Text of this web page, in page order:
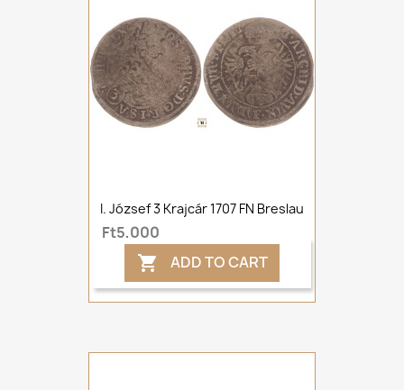
I. József 3 Krajcár 1707 FN Breslau
Ft5,000
 ADD TO CART